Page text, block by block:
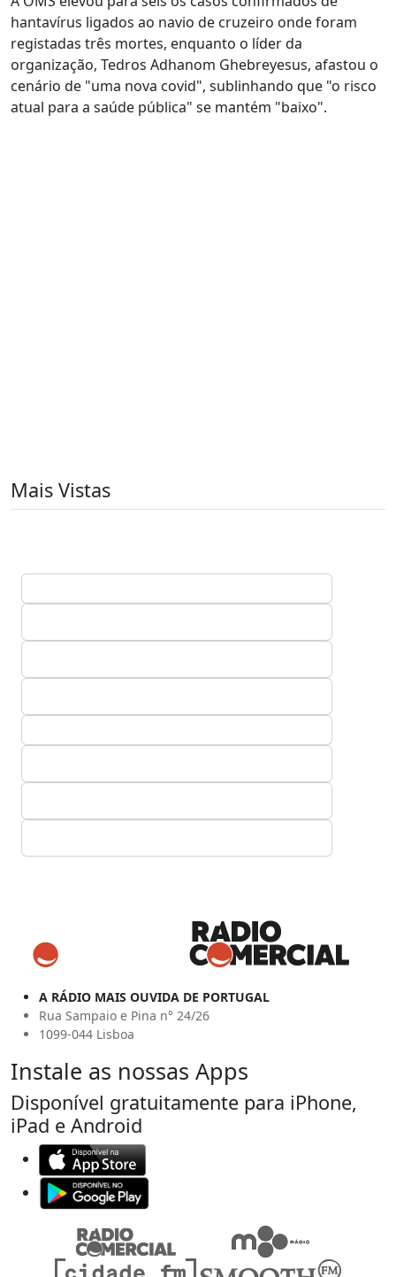
hantavírus ligados ao navio de cruzeiro onde foram
registadas três mortes, enquanto o líder da
organização, Tedros Adhanom Ghebreyesus, afastou o
cenário de "uma nova covid", sublinhando que "o risco
atual para a saúde pública" se mantém "baixo".
Mais Vistas
A RÁDIO MAIS OUVIDA DE PORTUGAL
Rua Sampaio e Pina n° 24/26
1099-044 Lisboa
Instale as nossas Apps
Disponível gratuitamente para iPhone,
iPad e Android